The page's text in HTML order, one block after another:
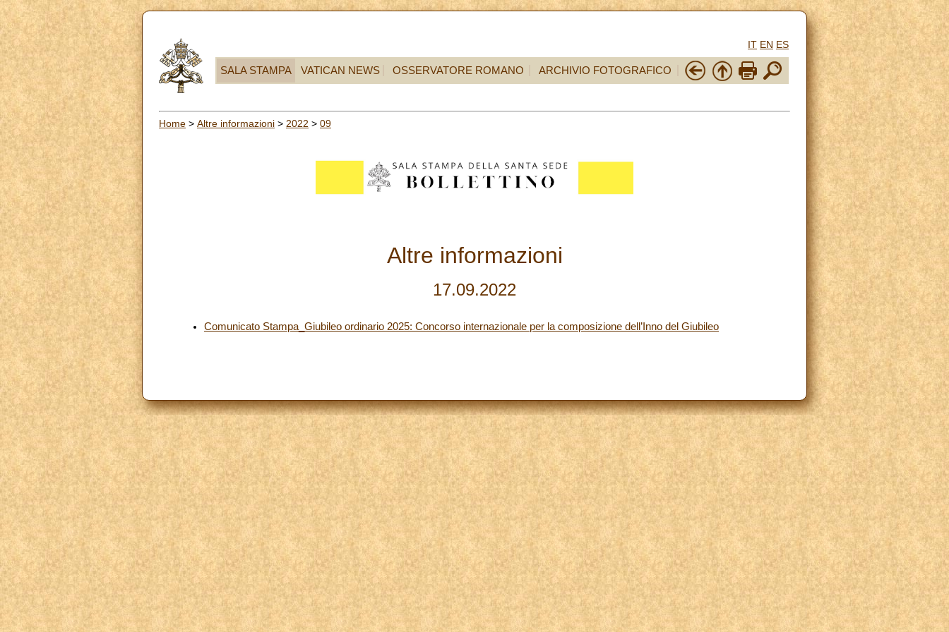
IT EN ES
SALA STAMPA VATICAN NEWS OSSERVATORE ROMANO ARCHIVIO FOTOGRAFICO
Home > Altre informazioni > 2022 > 09
Altre informazioni
17.09.2022
Comunicato Stampa_Giubileo ordinario 2025: Concorso internazionale per la composizione dell’Inno del Giubileo